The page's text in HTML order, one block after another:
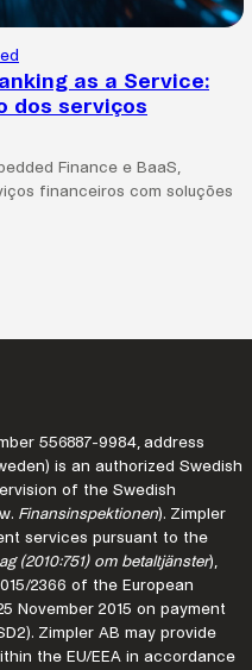
as a Service:
dos serviços
Finance e BaaS,
financeiros com soluções
556887-9984, address
is an authorized Swedish
of the Swedish
Finansinspektionen). Zimpler
services pursuant to the
(2010:751) om betaltjänster),
2366 of the European
November 2015 on payment
Zimpler AB may provide
the EU/EEA in accordance